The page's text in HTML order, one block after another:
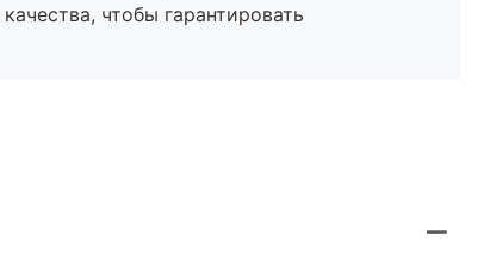
чтобы гарантировать